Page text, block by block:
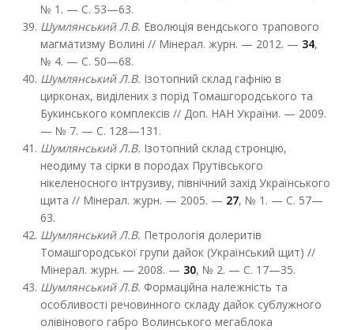
№ 1. — С. 53—63.
Шумлянський Л.В. Еволюція вендського трапового
магматизму Волині // Мінерал. журн. — 2012. — 34,
№ 4. — С. 50—68.
Шумлянський Л.В. Ізотопний склад гафнію в
цирконах, виділених з порід Томашгородського та
Букинського комплексів // Доп. НАН України. — 2009.
— № 7. — С. 128—131.
Шумлянський Л.В. Ізотопний склад стронцію,
неодиму та сірки в породах Прутівського
нікеленосного інтрузиву, північний захід Українського
щита // Мінерал. журн. — 2005. — 27, № 1. — С. 57—
63.
Шумлянський Л.В. Петрологія долеритів
Томашгородської групи дайок (Український щит) //
Мінерал. журн. — 2008. — 30, № 2. — С. 17—35.
Шумлянський Л.В. Формаційна належність та
особливості речовинного складу дайок сублужного
олівінового габро Волинського мегаблока